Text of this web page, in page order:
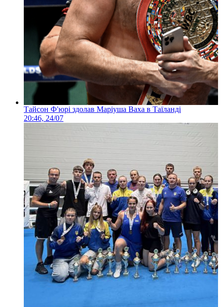
Тайсон Ф'юрі здолав Маріуша Ваха в Таїланді
20:46, 24/07